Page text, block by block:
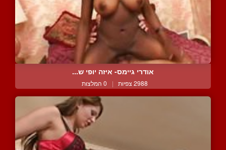
אודרי גיימס- איזה יופי ש...
2988 צפיות | 0 המלצות